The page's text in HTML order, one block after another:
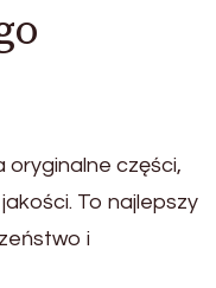
oryginalne części,
To najlepszy
i